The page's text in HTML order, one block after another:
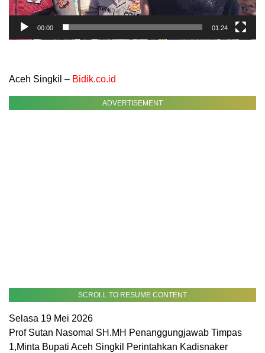
00:00 01:24
Aceh Singkil – Bidik.co.id
ADVERTISEMENT
SCROLL TO RESUME CONTENT
Selasa 19 Mei 2026
Prof Sutan Nasomal SH.MH Penanggungjawab Timpas
1,Minta Bupati Aceh Singkil Perintahkan Kadisnaker